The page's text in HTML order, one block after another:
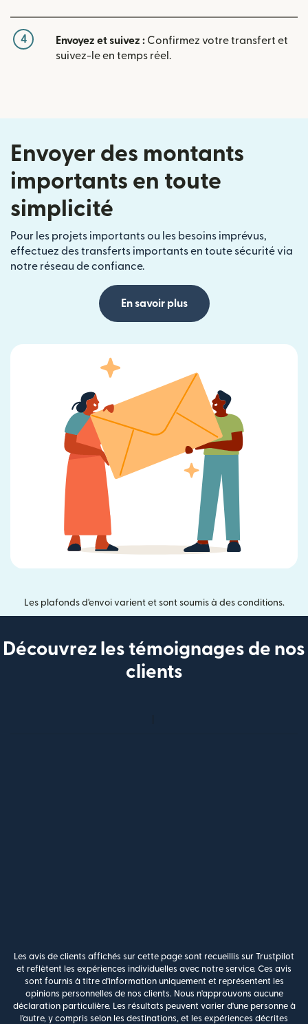
4 Envoyez et suivez : Confirmez votre transfert et
suivez-le en temps réel.
Envoyer des montants
importants en toute
simplicité
Pour les projets importants ou les besoins imprévus,
effectuez des transferts importants en toute sécurité via
notre réseau de confiance.
En savoir plus
Les plafonds d'envoi varient et sont soumis à des conditions.
Découvrez les témoignages de nos
clients
Les avis de clients affichés sur cette page sont recueillis sur Trustpilot
et reflètent les expériences individuelles avec notre service. Ces avis
sont fournis à titre d'information uniquement et représentent les
opinions personnelles de nos clients. Nous n'approuvons aucune
déclaration particulière. Les résultats peuvent varier d'une personne à
l'autre, y compris selon les destinations, et les expériences décrites